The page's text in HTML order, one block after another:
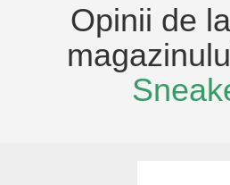
Opinii de